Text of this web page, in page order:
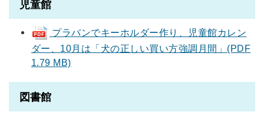
児童館
プラバンでキーホルダー作り、児童館カレン
ダー、10月は「犬の正しい買い方強調月間」(PDF
1.79 MB)
図書館